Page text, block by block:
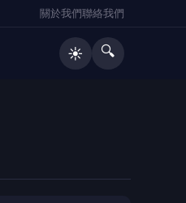
關於我們聯絡我們
☀️ 🔍